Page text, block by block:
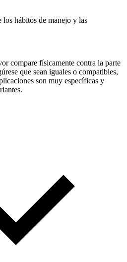
hábitos de manejo y las
compare físicamente contra la parte
que sean iguales o compatibles,
son muy específicas y